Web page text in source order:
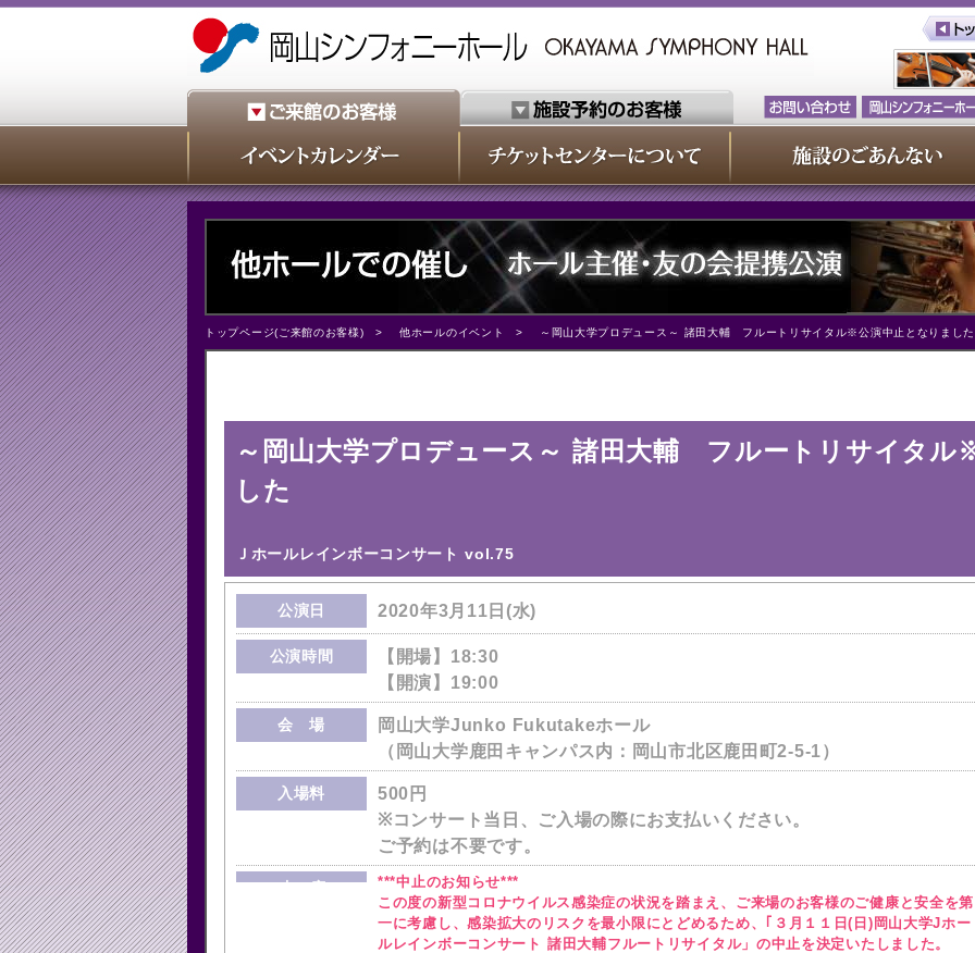
トップページ(ご来館のお客様) > 他ホールのイベント > ～岡山大学プロデュース～ 諸田大輔 フルートリサイタル※公演中止となりました
～岡山大学プロデュース～ 諸田大輔 フルートリサイタル
した
Ｊホールレインボーコンサート vol.75
公演日 2020年3月11日(水)
公演時間
【開場】18:30
【開演】19:00
会 場
岡山大学Junko Fukutakeホール
（岡山大学鹿田キャンパス内：岡山市北区鹿田町2-5-1）
入場料
500円
※コンサート当日、ご入場の際にお支払いください。
ご予約は不要です。
内 容
***中止のお知らせ***
この度の新型コロナウイルス感染症の状況を踏まえ、ご来場のお客様のご健康と安全を第
一に考慮し、感染拡大のリスクを最小限にとどめるため、｢３月１１日(日)岡山大学Jホー
ルレインボーコンサート 諸田大輔フルートリサイタル」の中止を決定いたしました。